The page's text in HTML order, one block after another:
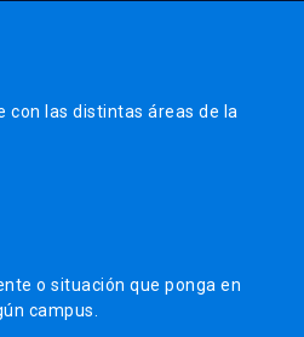
con las distintas áreas de la
o situación que ponga en
campus.